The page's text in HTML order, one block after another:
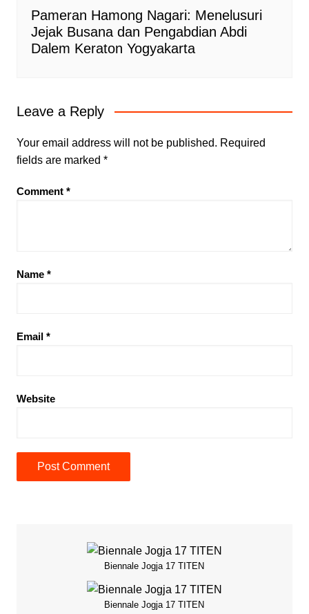
Pameran Hamong Nagari: Menelusuri
Jejak Busana dan Pengabdian Abdi
Dalem Keraton Yogyakarta
Leave a Reply
Your email address will not be published. Required
fields are marked *
Comment *
Name *
Email *
Website
Biennale Jogja 17 TITEN
Biennale Jogja 17 TITEN